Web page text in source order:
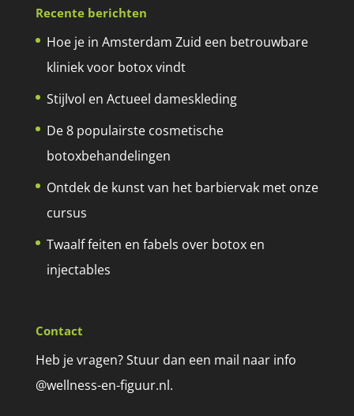
Recente berichten
Hoe je in Amsterdam Zuid een betrouwbare
kliniek voor botox vindt
Stijlvol en Actueel dameskleding
De 8 populairste cosmetische
botoxbehandelingen
Ontdek de kunst van het barbiervak met onze
cursus
Twaalf feiten en fabels over botox en
injectables
Contact
Heb je vragen? Stuur dan een mail naar info
@wellness-en-figuur.nl.